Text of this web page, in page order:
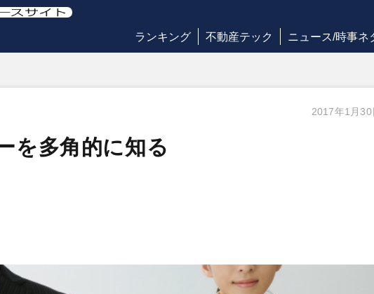
ランキング 不動産テック ニュース/時事ネ
2017年1月30
を多角的に知る